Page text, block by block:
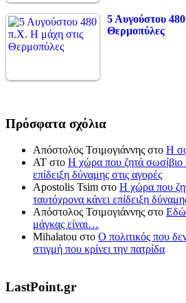
5 Αυγούστου
Θερμοπύλες
Πρόσφατα σχόλια
Απόστολος Τσιμογιάννης στο Η
ΑΤ στο Η χώρα που ζητά σωσίβιο
επίδειξη δύναμης στις αγορές
Apostolis Tsim στο Η χώρα που
ταυτόχρονα κάνει επίδειξη
Απόστολος Τσιμογιάννης στο Εδώ
μάγκας είναι…
Mihalatou στο Ο πολιτικός που
στιγμή που κρίνει την πατρίδα
LastPoint.gr